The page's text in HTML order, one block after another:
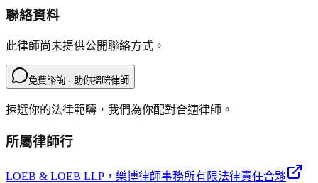
聯絡資料
此律師尚未提供公開聯絡方式。
免費諮詢 · 助你搵啱律師
揀選你的法律範疇，我們為你配對合適律師。
所屬律師行
LOEB & LOEB LLP ，樂博律師事務所有限法律責任合夥